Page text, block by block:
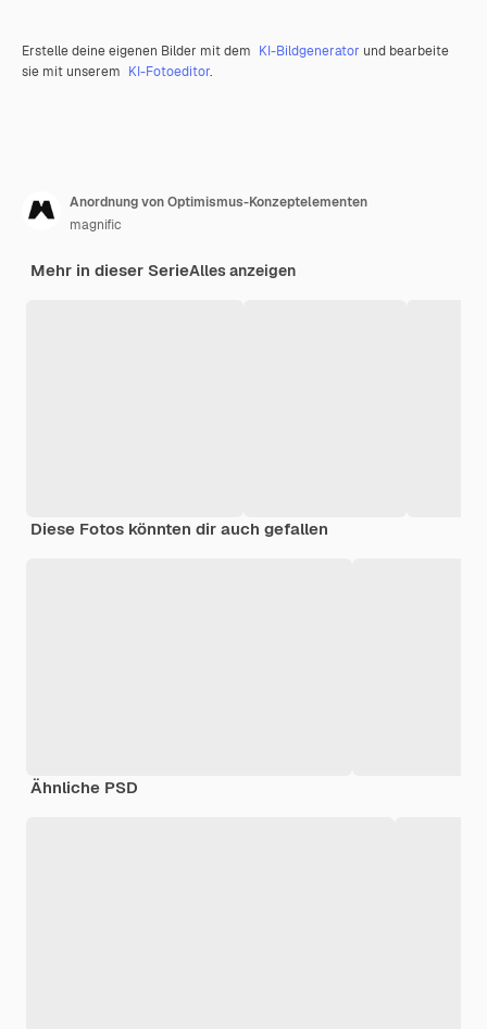
Erstelle deine eigenen Bilder mit dem KI-Bildgenerator und bearbeite
sie mit unserem KI-Fotoeditor.
Anordnung von Optimismus-Konzeptelementen
magnific
Mehr in dieser SerieAlles anzeigen
Diese Fotos könnten dir auch gefallen
Ähnliche PSD